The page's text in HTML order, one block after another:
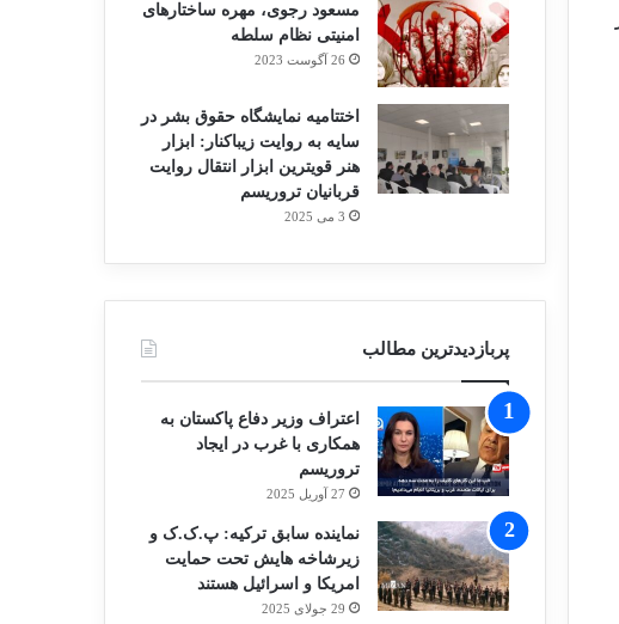
مسعود رجوی، مهره ساختارهای
امنیتی نظام سلطه
26 آگوست 2023
اختتامیه نمایشگاه حقوق بشر در
سایه به روایت زیباکنار: ابزار
هنر قویترین ابزار انتقال روایت
قربانیان تروریسم
3 می 2025
پربازدیدترین مطالب
اعتراف وزیر دفاع پاکستان به
همکاری با غرب در ایجاد
تروریسم
27 آوریل 2025
نماینده سابق ترکیه: پ.ک.ک و
زیرشاخه هایش تحت حمایت
امریکا و اسرائیل هستند
29 جولای 2025